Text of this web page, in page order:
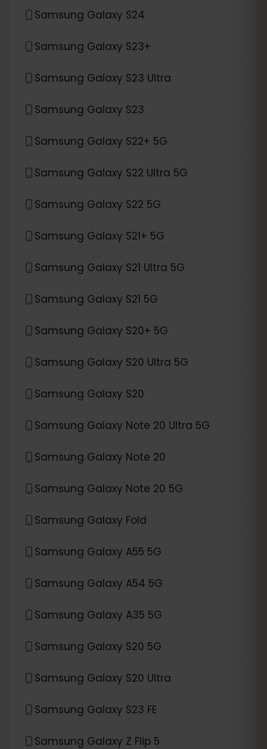
Samsung Galaxy S24
Samsung Galaxy S23+
Samsung Galaxy S23 Ultra
Samsung Galaxy S23
Samsung Galaxy S22+ 5G
Samsung Galaxy S22 Ultra 5G
Samsung Galaxy S22 5G
Samsung Galaxy S21+ 5G
Samsung Galaxy S21 Ultra 5G
Samsung Galaxy S21 5G
Samsung Galaxy S20+ 5G
Samsung Galaxy S20 Ultra 5G
Samsung Galaxy S20
Samsung Galaxy Note 20 Ultra 5G
Samsung Galaxy Note 20
Samsung Galaxy Note 20 5G
Samsung Galaxy Fold
Samsung Galaxy A55 5G
Samsung Galaxy A54 5G
Samsung Galaxy A35 5G
Samsung Galaxy S20 5G
Samsung Galaxy S20 Ultra
Samsung Galaxy S23 FE
Samsung Galaxy Z Flip 5